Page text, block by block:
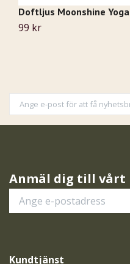
Doftljus Moonshine
99 kr
Anmäl dig till vårt
Kundtjänst